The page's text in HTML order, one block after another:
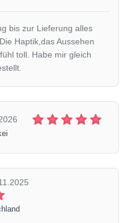
bis zur Lieferung alles
Haptik,das Aussehen
toll. Habe mir gleich